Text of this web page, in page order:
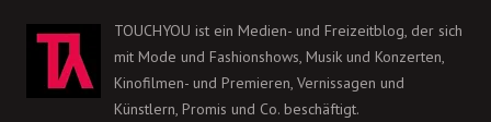
TOUCHYOU ist ein Medien- und Freizeitblog, der sich
mit Mode und Fashionshows, Musik und Konzerten,
Kinofilmen- und Premieren, Vernissagen und
Künstlern, Promis und Co. beschäftigt.